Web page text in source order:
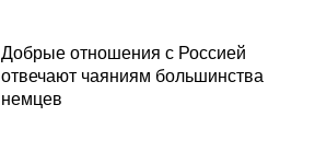
Добрые отношения с Россией
отвечают чаяниям большинства
немцев